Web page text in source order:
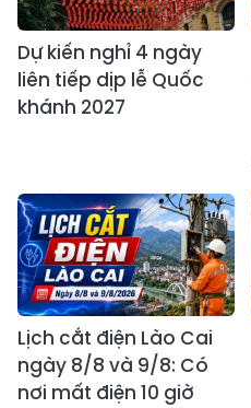
Dự kiến nghỉ 4 ngày
liên tiếp dịp lễ Quốc
khánh 2027
Lịch cắt điện Lào Cai
ngày 8/8 và 9/8: Có
nơi mất điện 10 giờ